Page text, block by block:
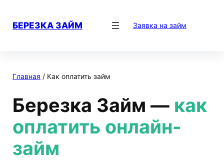
содержимому
БЕРЕЗКА ЗАЙМ Заявка на займ
Главная / Как оплатить займ
Березка Займ — как
оплатить онлайн-
займ